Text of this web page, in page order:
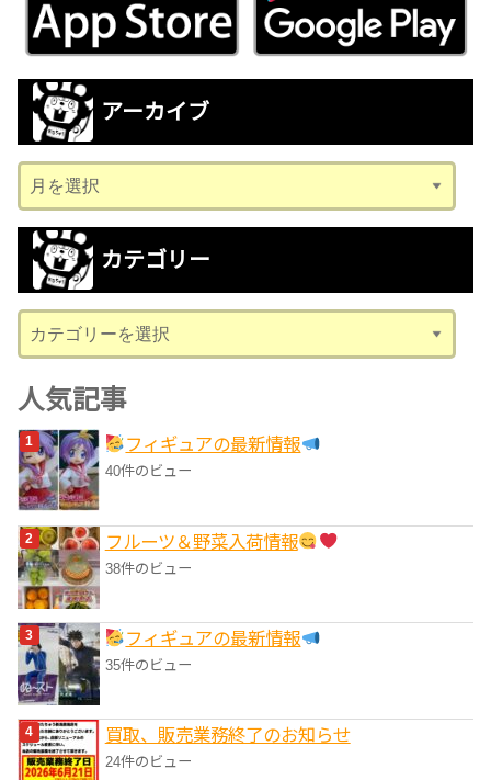
アーカイブ
ー
カ
ブ
カテゴリー
テ
ゴ
リ
ー
人気記事
フィギュアの最新情報
40件のビュー
フルーツ＆野菜入荷情報
38件のビュー
フィギュアの最新情報
35件のビュー
買取、販売業務終了のお知らせ
24件のビュー